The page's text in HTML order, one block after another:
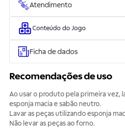
Atendimento
Conteúdo do Jogo
Ficha de dados
Recomendações de uso
Ao usar o produto pela primeira vez,
esponja macia e sabão neutro.
Lavar as peças utilizando esponja
Não levar as peças ao forno.